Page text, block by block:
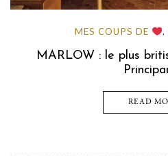
MES COUPS DE ,
MARLOW : le plus
READ